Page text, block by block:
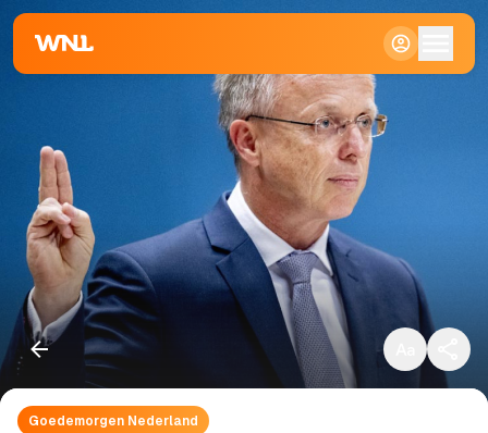
Klein
Standaard
Groot
Goedemorgen Nederland